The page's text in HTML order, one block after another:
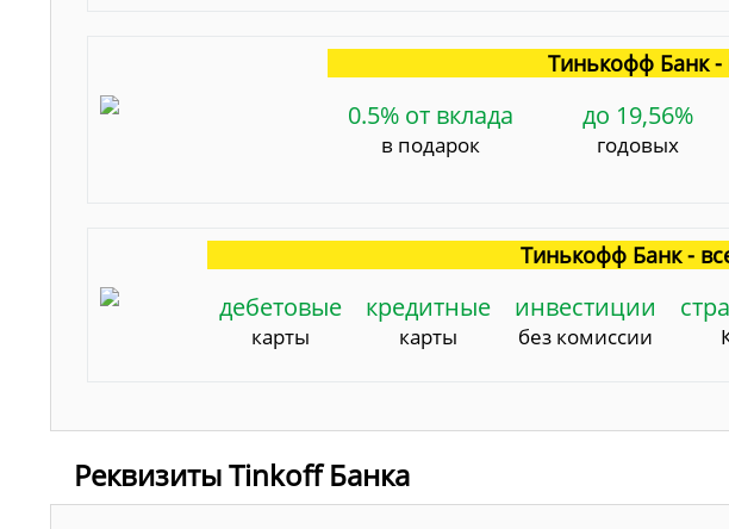
Тинькофф Банк
0.5% от вклада
в подарок
до 19,56%
годовых
Тинькофф Банк -
дебетовые
карты
кредитные
карты
инвестиции
без комиссии
Реквизиты Tinkoff Банка